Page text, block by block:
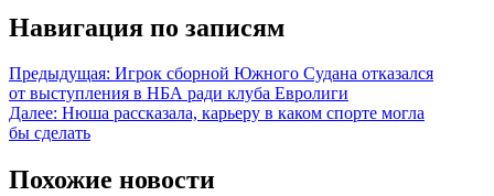
Навигация по записям
Предыдущая: Игрок сборной Южного Судана отказался
от выступления в НБА ради клуба Евролиги
Далее: Нюша рассказала, карьеру в каком спорте могла
бы сделать
Похожие новости